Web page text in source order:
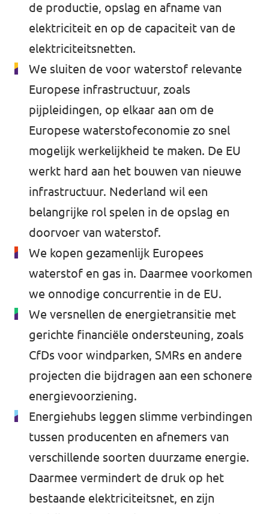
de productie, opslag en afname van
elektriciteit en op de capaciteit van de
elektriciteitsnetten.
We sluiten de voor waterstof relevante
Europese infrastructuur, zoals
pijpleidingen, op elkaar aan om de
Europese waterstofeconomie zo snel
mogelijk werkelijkheid te maken. De EU
werkt hard aan het bouwen van nieuwe
infrastructuur. Nederland wil een
belangrijke rol spelen in de opslag en
doorvoer van waterstof.
We kopen gezamenlijk Europees
waterstof en gas in. Daarmee voorkomen
we onnodige concurrentie in de EU.
We versnellen de energietransitie met
gerichte financiële ondersteuning, zoals
CfDs voor windparken, SMRs en andere
projecten die bijdragen aan een schonere
energievoorziening.
Energiehubs leggen slimme verbindingen
tussen producenten en afnemers van
verschillende soorten duurzame energie.
Daarmee vermindert de druk op het
bestaande elektriciteitsnet, en zijn